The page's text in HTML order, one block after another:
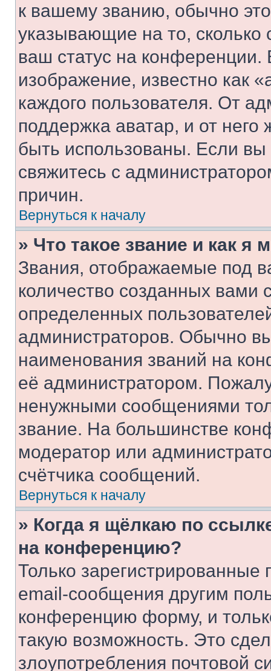
к вашему званию, обычно это
указывающие на то,
ваш статус на
изображение, известно как
каждого пользователя. От
поддержка аватар, и от него
быть использованы. Если
свяжитесь с
причин.
Вернуться к началу
» Что такое звание и как я
Звания, отображаемые под
количество созданных
определенных
администраторов. Обычно
наименования званий на
её администратором.
ненужными сообщениями
звание. На большинстве
модератор или
счётчика сообщений.
Вернуться к началу
» Когда я щёлкаю по
на конференцию?
Только зарегистрированные
email-сообщения другим
конференцию форму, и
такую возможность. Это
злоупотребления почтовой